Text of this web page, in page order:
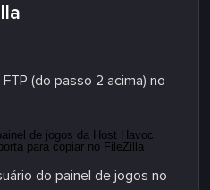
(do passo 2 acima) no
do painel de jogos no